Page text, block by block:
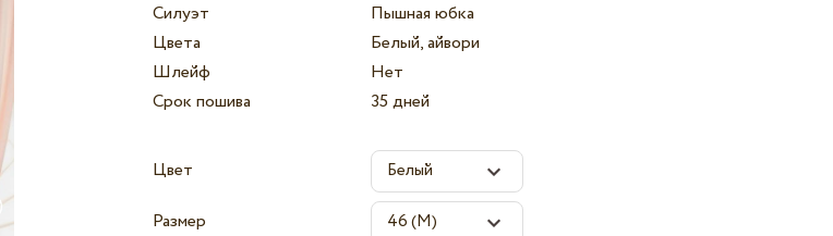
Силуэт
Пышная юбка
Цвета
Белый, айвори
Шлейф
Нет
Срок пошива
35 дней
Цвет
Размер